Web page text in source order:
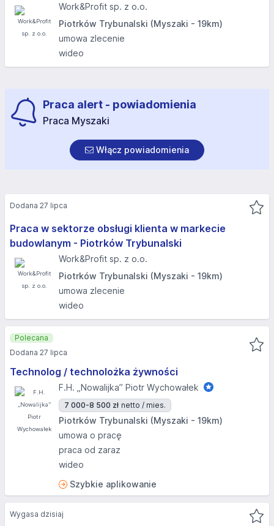
Work&Profit sp. z o.o.
Piotrków Trybunalski (Myszaki - 19km)
umowa zlecenie
wideo
Praca alert - powiadomienia
Praca Myszaki
Włącz powiadomienia
Praca w sektorze obsługi klienta w markecie
budowlanym - Piotrków Trybunalski
Work&Profit sp. z o.o.
Piotrków Trybunalski (Myszaki - 19km)
umowa zlecenie
wideo
Dodana 27 lipca
Technolog / technolożka żywności
F.H. „Nowalijka” Piotr Wychowałek
7 000-8 500 zł netto / mies.
Piotrków Trybunalski (Myszaki - 19km)
umowa o pracę
praca od zaraz
wideo
Szybkie aplikowanie
Polecana
Dodana 27 lipca
Wygasa dzisiaj